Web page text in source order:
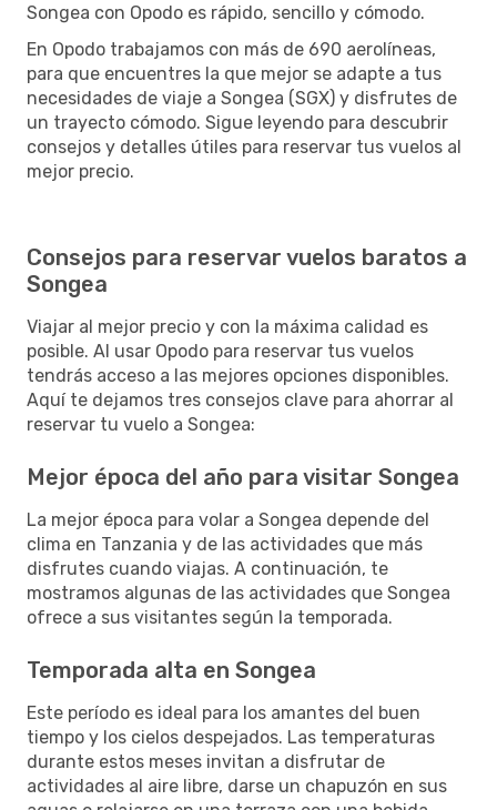
Songea con Opodo es rápido, sencillo y cómodo.
En Opodo trabajamos con más de 690 aerolíneas,
para que encuentres la que mejor se adapte a tus
necesidades de viaje a Songea (SGX) y disfrutes de
un trayecto cómodo. Sigue leyendo para descubrir
consejos y detalles útiles para reservar tus vuelos al
mejor precio.
Consejos para reservar vuelos baratos a
Songea
Viajar al mejor precio y con la máxima calidad es
posible. Al usar Opodo para reservar tus vuelos
tendrás acceso a las mejores opciones disponibles.
Aquí te dejamos tres consejos clave para ahorrar al
reservar tu vuelo a Songea:
Mejor época del año para visitar Songea
La mejor época para volar a Songea depende del
clima en Tanzania y de las actividades que más
disfrutes cuando viajas. A continuación, te
mostramos algunas de las actividades que Songea
ofrece a sus visitantes según la temporada.
Temporada alta en Songea
Este período es ideal para los amantes del buen
tiempo y los cielos despejados. Las temperaturas
durante estos meses invitan a disfrutar de
actividades al aire libre, darse un chapuzón en sus